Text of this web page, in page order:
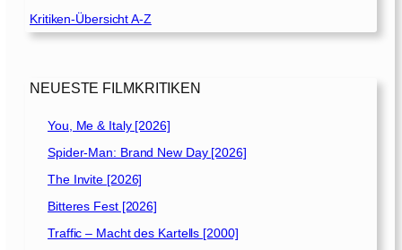
Kritiken-Übersicht A-Z
NEUESTE FILMKRITIKEN
You, Me & Italy [2026]
Spider-Man: Brand New Day [2026]
The Invite [2026]
Bitteres Fest [2026]
Traffic – Macht des Kartells [2000]